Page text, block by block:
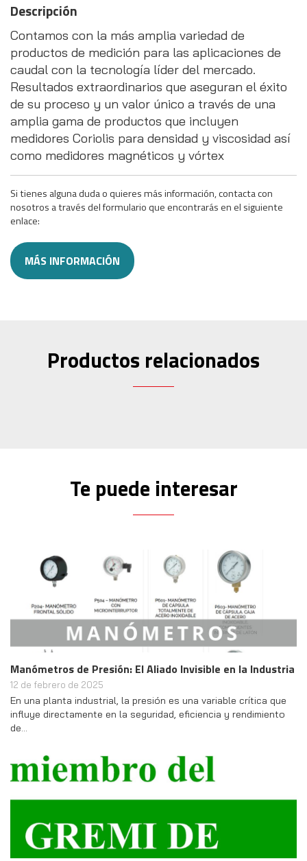
Descripción
Contamos con la más amplia variedad de
productos de medición para las aplicaciones de
caudal con la tecnología líder del mercado.
Resultados extraordinarios que aseguran el éxito
de su proceso y un valor único a través de una
amplia gama de productos que incluyen
medidores Coriolis para densidad y viscosidad así
como medidores magnéticos y vórtex
Si tienes alguna duda o quieres más información, contacta con
nosotros a través del formulario que encontrarás en el siguiente
enlace:
MÁS INFORMACIÓN
Productos relacionados
Te puede interesar
Manómetros de Presión: El Aliado Invisible en la Industria
12 de febrero de 2025
En una planta industrial, la presión es una variable crítica que
influye directamente en la seguridad, eficiencia y rendimiento
de…